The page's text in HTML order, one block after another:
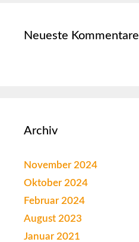
Neueste Kommentare
Archiv
November 2024
Oktober 2024
Februar 2024
August 2023
Januar 2021